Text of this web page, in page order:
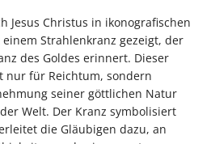
Jesus Christus in ikonografischen
Strahlenkranz gezeigt, der
des Goldes erinnert. Dieser
nur für Reichtum, sondern
seiner göttlichen Natur
Welt. Der Kranz symbolisiert
die Gläubigen dazu, an